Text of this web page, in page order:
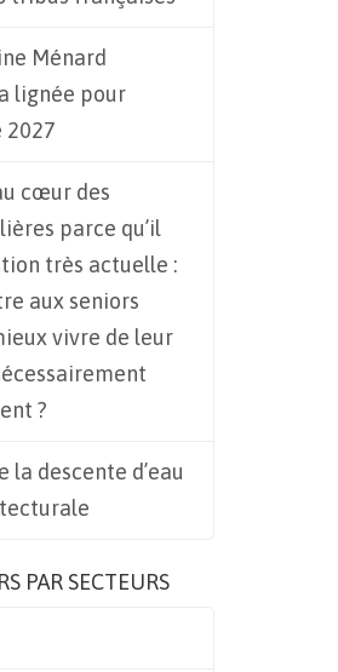
Ménard
lignée pour
2027
cœur des
parce qu’il
très actuelle :
aux seniors
vivre de leur
?
la descente d’eau
PAR SECTEURS